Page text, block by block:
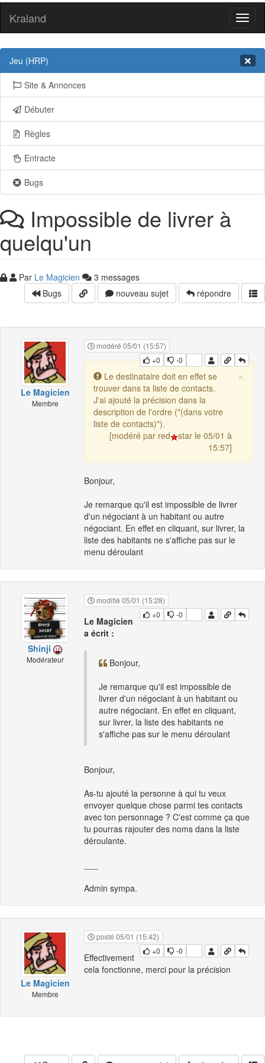
Kraland
Jeu (HRP)
Site & Annonces
Débuter
Règles
Entracte
Bugs
Impossible de livrer à
quelqu'un
Par Le Magicien
3 messages
Bugs
nouveau sujet répondre
Le Magicien
Membre
modéré 05/01 (15:57)
+0
-0
×
Le destinataire doit en effet se
trouver dans ta liste de contacts.
J'ai ajouté la précision dans la
description de l'ordre ("(dans votre
liste de contacts)").
[modéré par red
star le 05/01 à
15:57]
Bonjour,
Je remarque qu'il est impossible de livrer
d'un négociant à un habitant ou autre
négociant. En effet en cliquant, sur livrer, la
liste des habitants ne s'affiche pas sur le
menu déroulant
Shinji
Modérateur
modifié 05/01 (15:28)
+0
-0
Le Magicien
a écrit :
Bonjour,
Je remarque qu'il est impossible de
livrer d'un négociant à un habitant ou
autre négociant. En effet en cliquant,
sur livrer, la liste des habitants ne
s'affiche pas sur le menu déroulant
Bonjour,
As-tu ajouté la personne à qui tu veux
envoyer quelque chose parmi tes contacts
avec ton personnage ? C'est comme ça que
tu pourras rajouter des noms dans la liste
déroulante.
Admin sympa.
Le Magicien
Membre
posté 05/01 (15:42)
+0
-0
Effectivement
cela fonctionne, merci pour la précision